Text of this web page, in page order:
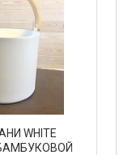
WHITE
БАМБУКОВОЙ